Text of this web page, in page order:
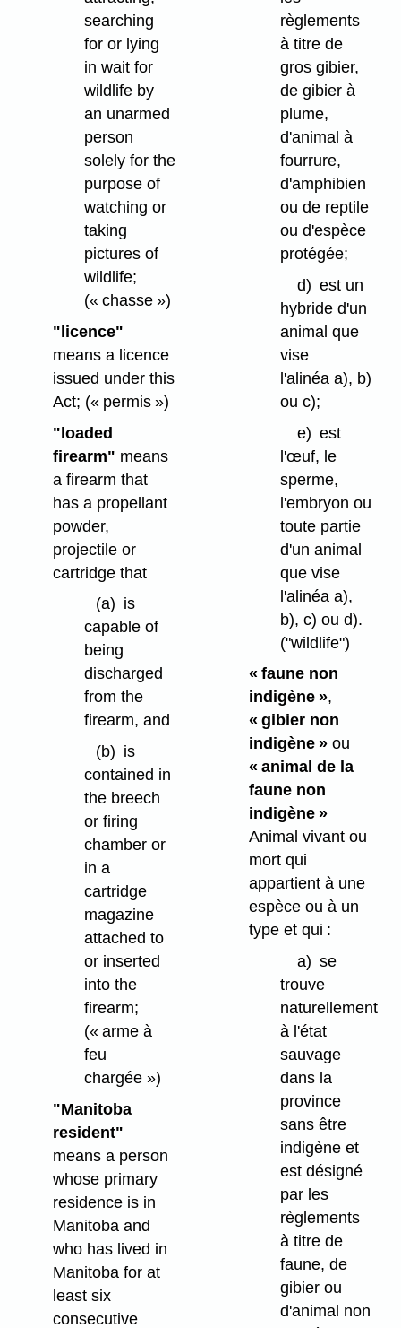
searching
for or lying
in wait for
wildlife by
an unarmed
person
solely for the
purpose of
watching or
taking
pictures of
wildlife;
(« chasse »)
"licence"
means a licence
issued under this
Act; (« permis »)
"loaded
firearm" means
a firearm that
has a propellant
powder,
projectile or
cartridge that
(a) is
capable of
being
discharged
from the
firearm, and
(b) is
contained in
the breech
or firing
chamber or
in a
cartridge
magazine
attached to
or inserted
into the
firearm;
(« arme à
feu
chargée »)
"Manitoba
resident"
means a person
whose primary
residence is in
Manitoba and
who has lived in
Manitoba for at
least six
consecutive
règlements
à titre de
gros gibier,
de gibier à
plume,
d'animal à
fourrure,
d'amphibien
ou de reptile
ou d'espèce
protégée;
d) est un
hybride d'un
animal que
vise
l'alinéa a), b)
ou c);
e) est
l'œuf, le
sperme,
l'embryon ou
toute partie
d'un animal
que vise
l'alinéa a),
b), c) ou d).
("wildlife")
« faune non
indigène »,
« gibier non
indigène »ou
« animal de la
faune non
indigène »
Animal vivant ou
mort qui
appartient à une
espèce ou à un
type et qui :
a) se
trouve
naturellement
à l'état
sauvage
dans la
province
sans être
indigène et
est désigné
par les
règlements
à titre de
faune, de
gibier ou
d'animal non